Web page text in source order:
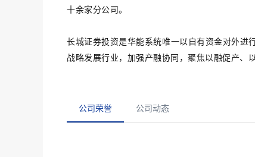
十余家分公司。
长城证券投资是华能系统唯一以自有资金对外进
战略发展行业，加强产融协同，聚焦以融促产、
公司荣誉 公司动态